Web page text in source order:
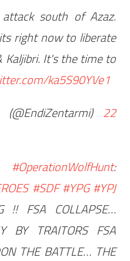
south of Azaz.
right now to liberate
Kaljibri. It's the time to
ka5S90YVe1
22
#OperationWolfHunt:
#SDF #YPG #YPJ
!! FSA COLLAPSE…
BY TRAITORS FSA
THE BATTLE… THE